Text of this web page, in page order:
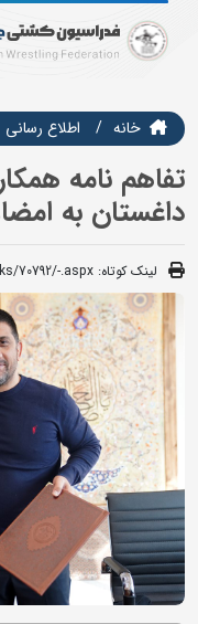
خانه اطلاع رسانی
تفاهم نامه
داغستان به
لینک کوتاه: 70792/-.aspx